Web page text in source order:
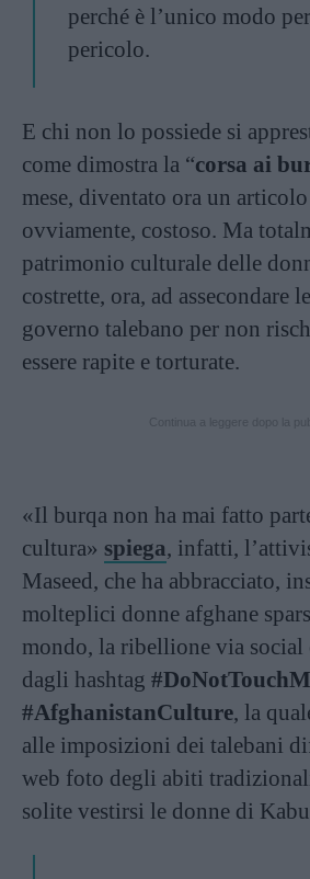
perché è l’unico modo
pericolo.
E chi non lo possiede si
come dimostra la “corsa ai
mese, diventato ora un articolo
ovviamente, costoso. Ma
patrimonio culturale delle
costrette, ora, ad assecondare
governo talebano per non
essere rapite e torturate.
«Il burqa non ha mai fatto
cultura» spiega, infatti,
Maseed, che ha abbracciato,
molteplici donne afghane
mondo, la ribellione via
dagli hashtag
#AfghanistanCulture, la
alle imposizioni dei talebani
web foto degli abiti
solite vestirsi le donne di